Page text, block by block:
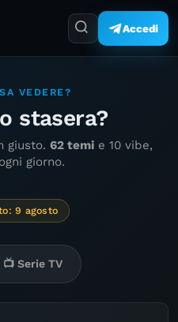
Accedi
VEDERE?
stasera?
giusto. 62 temie 10 vibe,
giorno.
9 agosto
📺 Serie TV